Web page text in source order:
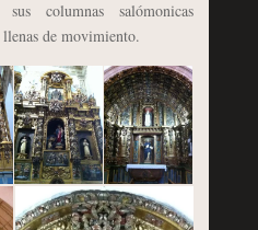
columnas salómonicas
llenas de movimiento.